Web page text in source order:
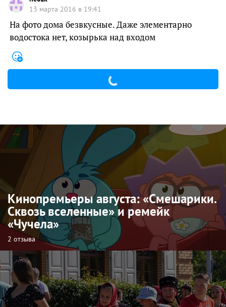
13 марта 2016 в 19:41
На фото дома безвкусные. Даже элементарно
водостока нет, козырька над входом
Кинопремьеры августа: «Смешарики.
Сквозь вселенные» и ремейк
«Чучела»
2 отзыва